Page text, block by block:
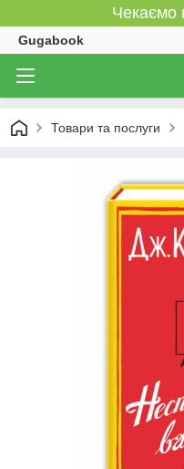
Чекаємо
Gugabook
Товари та послуги